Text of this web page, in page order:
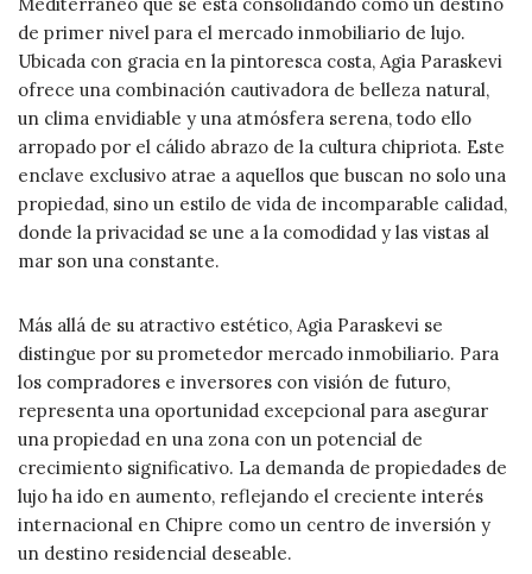
Mediterráneo que se está consolidando como un destino
de primer nivel para el mercado inmobiliario de lujo.
Ubicada con gracia en la pintoresca costa, Agia Paraskevi
ofrece una combinación cautivadora de belleza natural,
un clima envidiable y una atmósfera serena, todo ello
arropado por el cálido abrazo de la cultura chipriota. Este
enclave exclusivo atrae a aquellos que buscan no solo una
propiedad, sino un estilo de vida de incomparable calidad,
donde la privacidad se une a la comodidad y las vistas al
mar son una constante.
Más allá de su atractivo estético, Agia Paraskevi se
distingue por su prometedor mercado inmobiliario. Para
los compradores e inversores con visión de futuro,
representa una oportunidad excepcional para asegurar
una propiedad en una zona con un potencial de
crecimiento significativo. La demanda de propiedades de
lujo ha ido en aumento, reflejando el creciente interés
internacional en Chipre como un centro de inversión y
un destino residencial deseable.